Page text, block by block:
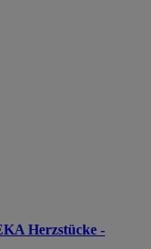
Herzstücke -